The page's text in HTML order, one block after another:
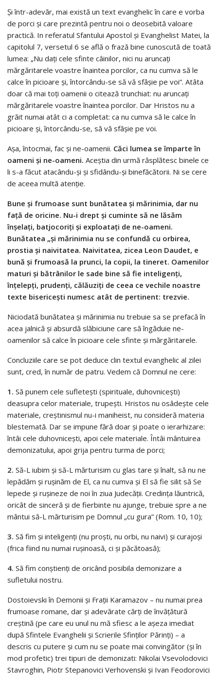
Şi într-adevăr, mai există un text evanghelic în care e vorba
de porci şi care prezintă pentru noi o deosebită valoare
practică. In referatul Sfantului Apostol şi Evanghelist Matei, la
capitolul 7, versetul 6 se află o frază bine cunoscută de toată
lumea: „Nu daţi cele sfinte câinilor, nici nu aruncaţi
mărgăritarele voastre înaintea porcilor, ca nu cumva să le
calce în picioare şi, întorcându-se să vă sfâşie pe voi”. Atâta
doar că mai toţi oamenii o citează trunchiat: nu aruncaţi
mărgăritarele voastre înaintea porcilor. Dar Hristos nu a
grăit numai atât ci a completat: ca nu cumva să le calce în
picioare şi, întorcându-se, să vă sfâşie pe voi.
Aşa, întocmai, fac şi ne-oamenii. Căci lumea se împarte în
oameni şi ne-oameni. Aceştia din urmă răsplătesc binele ce
li s-a făcut atacându-şi şi sfidându-şi binefăcătorii. Ni se cere
de aceea multă atenţie.
Bune şi frumoase sunt bunătatea şi mărinimia, dar nu
faţă de oricine. Nu-i drept şi cuminte să ne lăsăm
înşelaţi, batjocoriţi şi exploataţi de ne-oameni.
Bunătatea „şi mărinimia nu se confundă cu orbirea,
prostia şi naivitatea. Naivitatea, zicea Leon Daudet, e
bună şi frumoasă la prunci, la copii, la tineret. Oamenilor
maturi şi bătrânilor le sade bine să fie inteligenţi,
înţelepţi, prudenţi, călăuziţi de ceea ce vechile noastre
texte bisericeşti numesc atât de pertinent: trezvie.
Niciodată bunătatea şi mărinimia nu trebuie sa se prefacă în
acea jalnică şi absurdă slăbiciune care să îngăduie ne-
oamenilor să calce în picioare cele sfinte şi mărgăritarele.
Concluziile care se pot deduce clin textul evanghelic al zilei
sunt, cred, în număr de patru. Vedem că Domnul ne cere:
1. Să punem cele sufleteşti (spirituale, duhovniceşti)
deasupra celor materiale, trupeşti. Hristos nu osâdeşte cele
materiale, creştinismul nu-i maniheist, nu consideră materia
blestemată. Dar se impune fără doar şi poate o ierarhizare:
întâi cele duhovniceşti, apoi cele materiale. Întâi mântuirea
demonizatului, apoi grija pentru turma de porci;
2. Să-L iubim şi să-L mărturisim cu glas tare şi înalt, să nu ne
lepădăm şi ruşinăm de El, ca nu cumva şi El să fie silit să Se
lepede şi ruşineze de noi în ziua Judecăţii. Credinţa lăuntrică,
oricât de sinceră şi de fierbinte nu ajunge, trebuie spre a ne
mântui să-L mărturisim pe Domnul „cu gura” (Rom. 10, 10);
3. Să fim şi inteligenţi (nu proşti, nu orbi, nu naivi) şi curajoşi
(frica fiind nu numai ruşinoasă, ci şi păcătoasă);
4. Să fim conştienţi de oricând posibila demonizare a
sufletului nostru.
Dostoievski în Demonii şi Fraţii Karamazov – nu numai prea
frumoase romane, dar şi adevărate cărţi de învăţătură
creştină (pe care eu unul nu mă sfiesc a le aşeza imediat
după Sfintele Evanghelii şi Scrierile Sfinţilor Părinţi) – a
descris cu putere şi cum nu se poate mai convingător (şi în
mod profetic) trei tipuri de demonizati: Nikolai Vsevolodovici
Stavroghin, Piotr Stepanovici Verhovenski şi Ivan Feodorovici